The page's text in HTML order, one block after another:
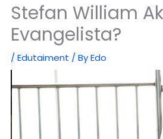
Stefan William
Evangelista?
/Edutaiment / ByEdo